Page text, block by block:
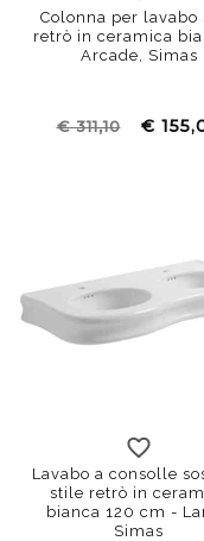
Colonna per lavabo
retrò in ceramica
Arcade, Simas
€ 311,10 €
Lavabo a consolle
stile retrò in
bianca 120 cm -
Simas